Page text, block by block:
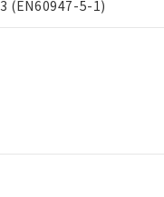
3 (EN60947-5-1)